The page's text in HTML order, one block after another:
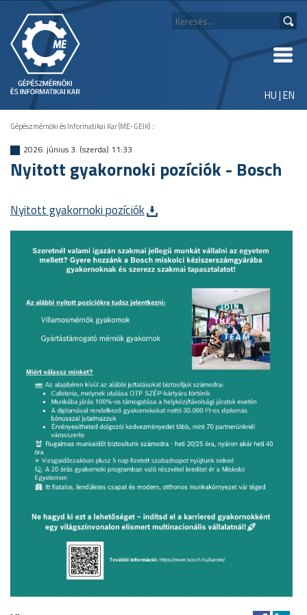
HU|EN
Gépészmérnöki és Informatikai Kar (ME-GEIK)::
2026. június 3. (szerda) 11:33
Nyitott gyakornoki pozíciók - Bosch
Nyitott gyakornoki pozíciók